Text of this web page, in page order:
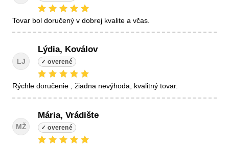
tovar bol doručený v dobrej kvalite a včas.
LJ
Lýdia, Koválov
Rýchle doručenie , žiadna nevýhoda, kvalitný tovar.
MŽ
Mária, Vrádište